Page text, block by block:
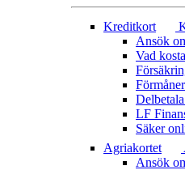
Kreditkort
Ansök
Vad
LF
Säker
Agriakortet
Ansök